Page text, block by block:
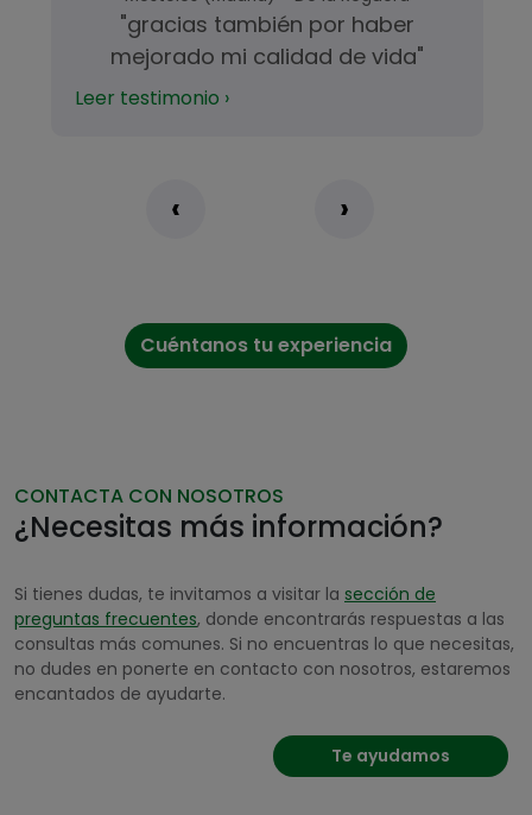
"gracias también por haber
mejorado mi calidad de vida"
Leer testimonio ›
‹ ›
Cuéntanos tu experiencia
CONTACTA CON NOSOTROS
¿Necesitas más información?
Si tienes dudas, te invitamos a visitar la sección de
preguntas frecuentes, donde encontrarás respuestas a las
consultas más comunes. Si no encuentras lo que necesitas,
no dudes en ponerte en contacto con nosotros, estaremos
encantados de ayudarte.
Te ayudamos